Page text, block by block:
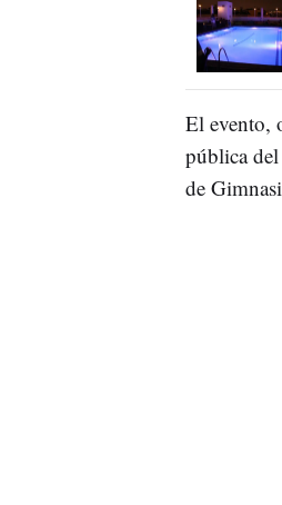
El evento,
pública
de